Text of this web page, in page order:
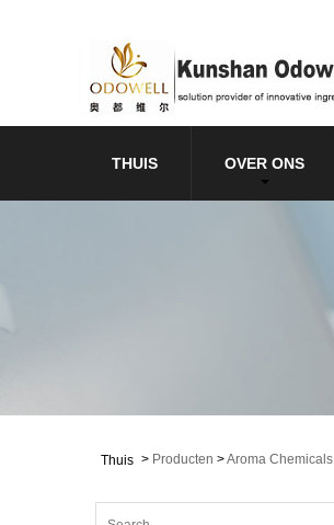
THUIS OVER ONS
Thuis > Producten >Aroma Chemicals